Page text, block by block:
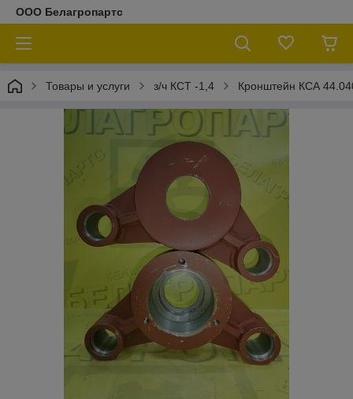
ООО Белагропартс
Товары и услуги з/ч КСТ -1,4 Кронштейн КСА